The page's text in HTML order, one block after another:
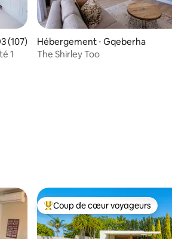
: 4,93 sur 5
moyenne sur la base de 107
(107)
1
Hébergement ⋅ Gqeberha
The Shirley Too
Coups de cœur voyageurs les
Coup de cœur voyageurs